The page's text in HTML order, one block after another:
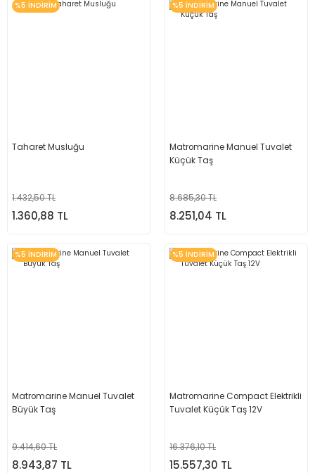
%5 İNDİRİM
Taharet Musluğu
1.432,50 TL
1.360,88 TL
%5 İNDİRİM
Matromarine Manuel Tuvalet
Küçük Taş
8.685,30 TL
8.251,04 TL
%5 İNDİRİM
Matromarine Manuel Tuvalet
Büyük Taş
9.414,60 TL
8.943,87 TL
%5 İNDİRİM
Matromarine Compact Elektrikli
Tuvalet Küçük Taş 12V
16.376,10 TL
15.557,30 TL